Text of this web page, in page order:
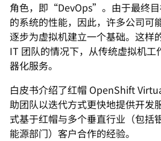
角色，即“DevOps”。由于最终
的系统的性能，因此，许多公司可
逐步为虚拟机建立一个基础。这样
IT 团队的情况下，从传统虚拟机工
器化服务。
白皮书介绍了红帽 OpenShift
助团队以迭代方式更快地提供开发
式基于红帽与多个垂直行业（包括
能源部门）客户合作的经验。